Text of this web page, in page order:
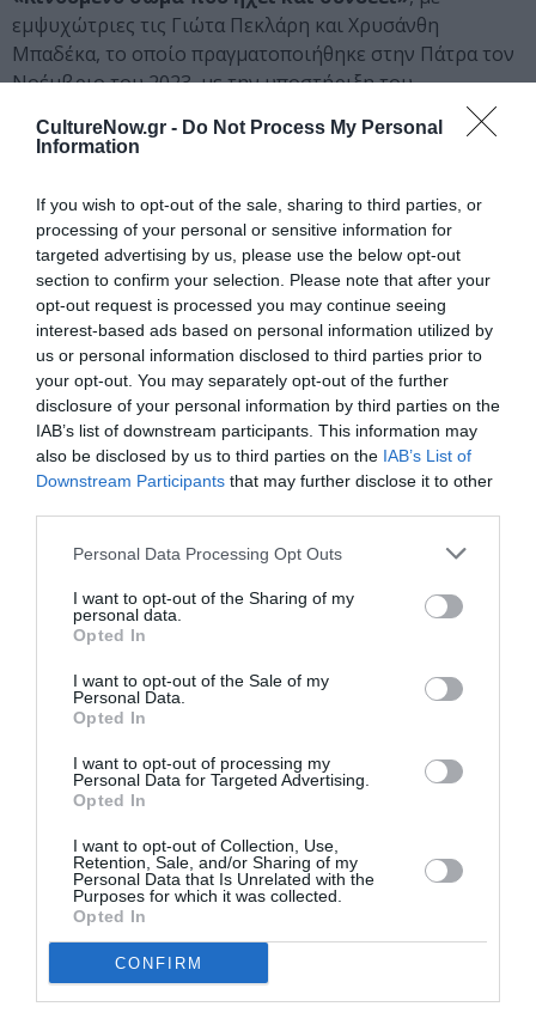
CultureNow.gr - Do Not Process My Personal
Information
If you wish to opt-out of the sale, sharing to third parties, or
processing of your personal or sensitive information for
targeted advertising by us, please use the below opt-out
section to confirm your selection. Please note that after your
opt-out request is processed you may continue seeing
interest-based ads based on personal information utilized by
us or personal information disclosed to third parties prior to
your opt-out. You may separately opt-out of the further
disclosure of your personal information by third parties on the
IAB’s list of downstream participants. This information may
also be disclosed by us to third parties on the IAB’s List of
Downstream Participants that may further disclose it to other
Personal Data Processing Opt Outs
I want to opt-out of the Sharing of my
personal data.
Opted In
I want to opt-out of the Sale of my
Personal Data.
Opted In
I want to opt-out of processing my
Personal Data for Targeted Advertising.
Opted In
I want to opt-out of Collection, Use,
Retention, Sale, and/or Sharing of my
Personal Data that Is Unrelated with the
Purposes for which it was collected.
Opted In
CONFIRM
εμψυχώτριες τις Γιώτα Πεκλάρη και Χρυσάνθη
Μπαδέκα, το οποίο πραγματοποιήθηκε στην Πάτρα τον
Νοέμβριο του 2023, με την υποστήριξη του
21 Ιανουαρίου στις 19:00.
Η εκπαιδευτική διαδικασία καρέ-καρέ: Παρουσίαση και
αποτίμηση των εκπαιδευτικών δράσεων του Φεστιβάλ
Ολυμπίας, μεταξύ αυτών της ταινίας“Αντί να μιλήσει
τραγουδάει”, που υλοποιήθηκε στο πλαίσιο
συνεργασίας του Φεστιβάλ με τις Εκπαιδευτικές και
Κοινωνικές Δράσεις της Εθνικής Λυρικής Σκηνής, με
εκπαιδεύτριες τις Δήμητρα Τρυπάνη και Ηρώ-Ελένη
Μπέζου σε σκηνοθεσία και μοντάζ του The Boy
(Αλέξανδρου Βούλγαρη).
στις 20:00.
Τέλος, το Σάββατο στις 19:15 θα προβληθούν οι
βραβευμένες ταινίες και απονεμηθούν τα βραβεία του
διεξήχθη το σχολικό έτος 2022-2023 σε συνεργασία με
τη Γενική Γραμματεία Οικογενειακής Πολιτικής και
Ισότητας των Φύλων.
Ημερομηνία:
Από: 20/01/2024
16:45 - 23:00
Τοποθεσία: